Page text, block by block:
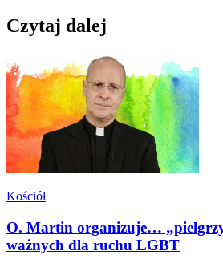
Czytaj dalej
Kościół
O. Martin organizuje…
ważnych dla ruchu LGBT